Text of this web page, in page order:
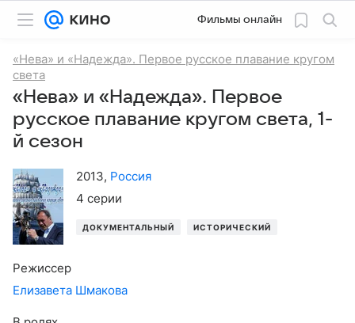
Фильмы онлайн
«Нева» и «Надежда». Первое русское плавание кругом
света
«Нева» и «Надежда». Первое
русское плавание кругом света, 1-
й сезон
2013, Россия
4 серии
ДОКУМЕНТАЛЬНЫЙ ИСТОРИЧЕСКИЙ
Режиссер
Елизавета Шмакова